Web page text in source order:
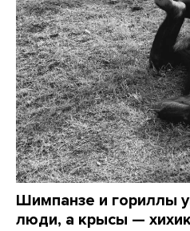
Шимпанзе и гориллы
люди, а крысы —